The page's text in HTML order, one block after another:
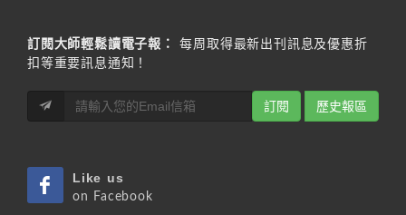
訂閱大師輕鬆讀電子報：
每周取得最新出刊訊息及優惠折
扣等重要訊息通知！
訂閱 歷史報區
Like us
on Facebook